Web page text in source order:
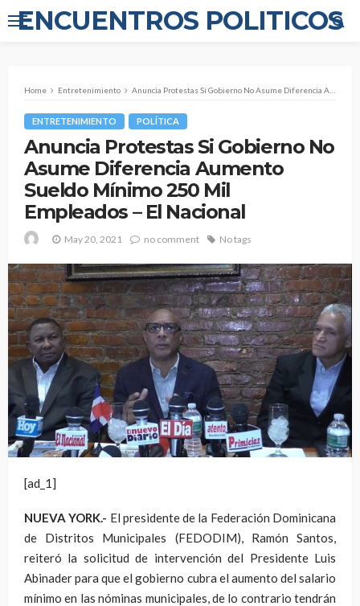
ENCUENTROS POLITICOS
Home Entretenimiento Anuncia Protestas Si Gobierno No Asume Diferencia Aumento Sueldo Mínimo 250 Mil Empleados – El Nacional
ENTRETENIMIENTO POLÍTICA
Anuncia Protestas Si Gobierno No
Asume Diferencia Aumento
Sueldo Mínimo 250 Mil
Empleados – El Nacional
May 20, 2021 no comment No tags
[ad_1]
NUEVA YORK.- El presidente de la Federación Dominicana
de Distritos Municipales (FEDODIM), Ramón Santos,
reiteró la solicitud de intervención del Presidente Luis
Abinader para que el gobierno cubra el aumento del salario
mínimo en las nóminas municipales, de lo contrario tendrán